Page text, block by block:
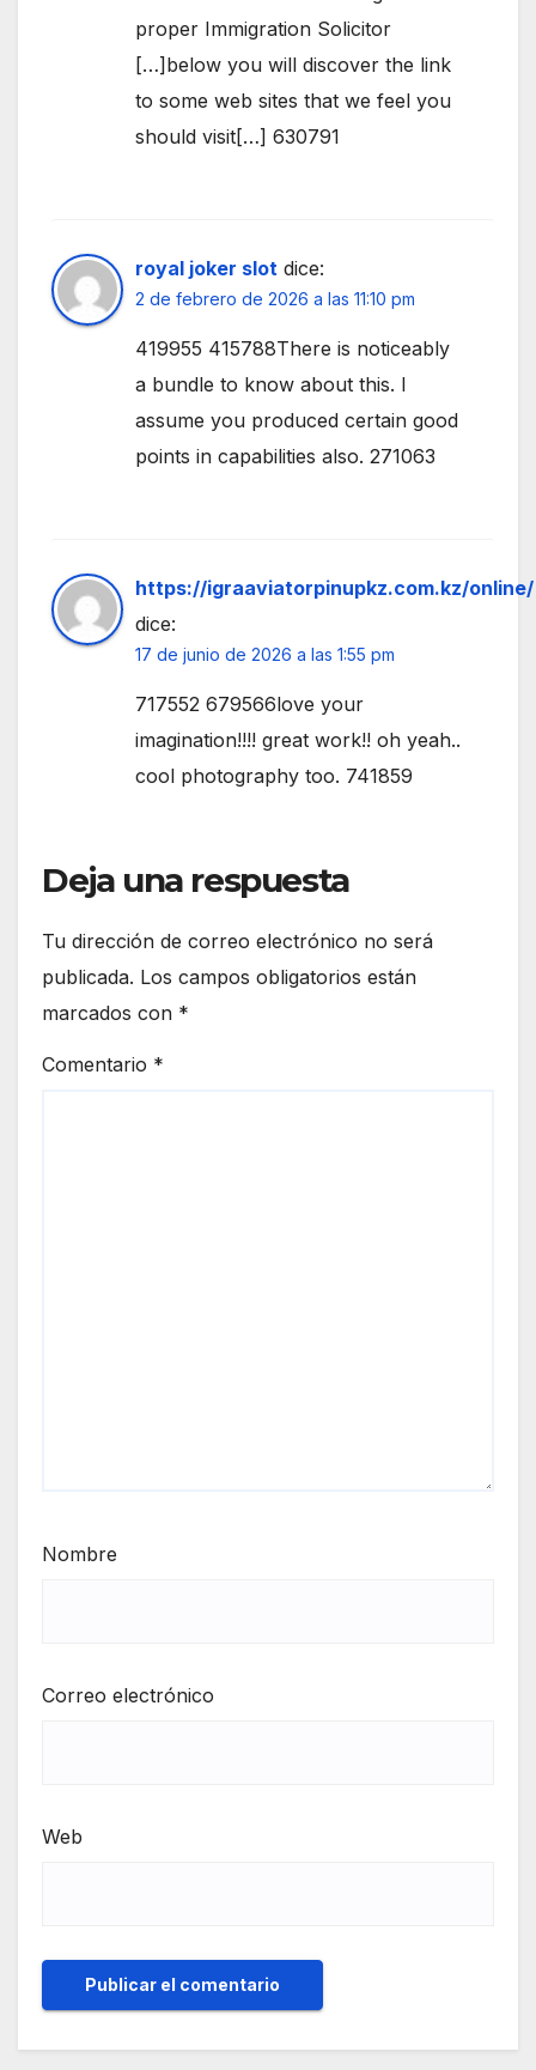
proper Immigration Solicitor
[…]below you will discover the link
to some web sites that we feel you
should visit[…] 630791
royal joker slot dice:
2 de febrero de 2026 a las 11:10 pm
419955 415788There is noticeably
a bundle to know about this. I
assume you produced certain good
points in capabilities also. 271063
https://igraaviatorpinupkz.com.kz/online/
dice:
17 de junio de 2026 a las 1:55 pm
717552 679566love your
imagination!!!! great work!! oh yeah..
cool photography too. 741859
Deja una respuesta
Tu dirección de correo electrónico no será
publicada. Los campos obligatorios están
marcados con *
Comentario *
Nombre
Correo electrónico
Web